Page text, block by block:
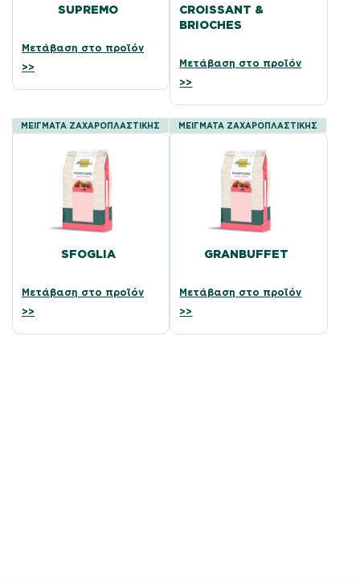
SUPREMO
Μετάβαση στο προϊόν
>>
CROISSANT &
BRIOCHES
Μετάβαση στο προϊόν
>>
ΜΕΙΓΜΑΤΑ ΖΑΧΑΡΟΠΛΑΣΤΙΚΗΣ
SFOGLIA
Μετάβαση στο προϊόν
>>
ΜΕΙΓΜΑΤΑ ΖΑΧΑΡΟΠΛΑΣΤΙΚΗΣ
GRANBUFFET
Μετάβαση στο προϊόν
>>